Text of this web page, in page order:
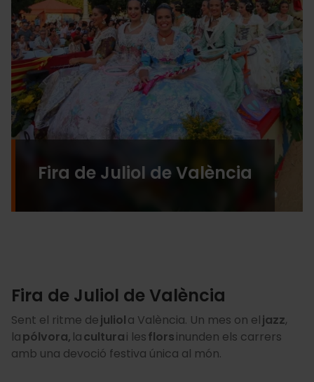
Fira de Juliol de València
Fira de Juliol de València
Sent el ritme dejuliola València. Un mes on eljazz,
lapólvora, laculturai lesflorsinunden els carrers
amb una devoció festiva única al món.